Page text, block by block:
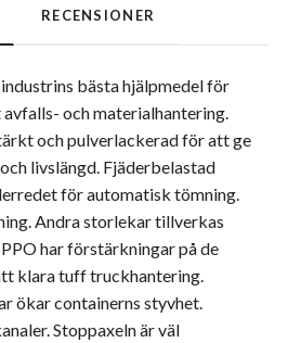
RECENSIONER
bästa hjälpmedel för
och materialhantering.
och pulverlackerad för att ge
livslängd. Fjäderbelastad
för automatisk tömning.
Andra storlekar tillverkas
har förstärkningar på de
klara tuff truckhantering.
ökar containerns styvhet.
Stoppaxeln är väl